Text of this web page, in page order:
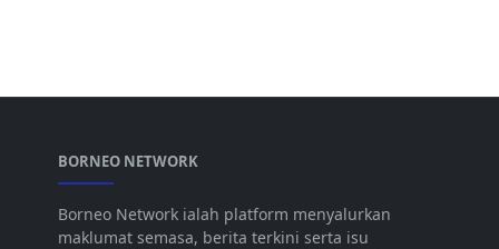
BORNEO NETWORK
Borneo Network ialah platform menyalurkan
maklumat semasa, berita terkini serta isu